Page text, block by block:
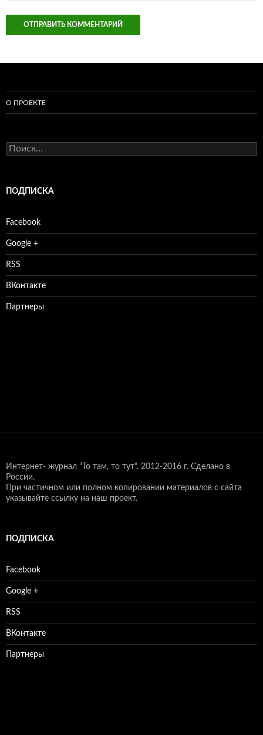
О ПРОЕКТЕ
Найти:
ПОДПИСКА
Facebook
Google +
RSS
ВКонтакте
Партнеры
Интернет- журнал "То там, то тут". 2012-2016 г. Сделано в
России.
При частичном или полном копировании материалов с сайта
указывайте ссылку на наш проект.
ПОДПИСКА
Facebook
Google +
RSS
ВКонтакте
Партнеры